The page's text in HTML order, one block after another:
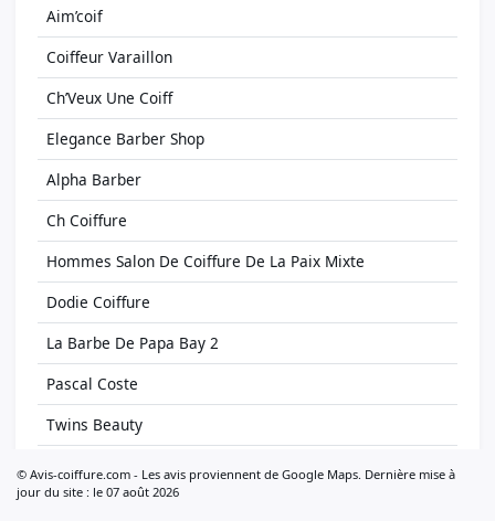
Aim’coif
Coiffeur Varaillon
Ch’Veux Une Coiff
Elegance Barber Shop
Alpha Barber
Ch Coiffure
Hommes Salon De Coiffure De La Paix Mixte
Dodie Coiffure
La Barbe De Papa Bay 2
Pascal Coste
Twins Beauty
Coiffeur Barbier Babylone
© Avis-coiffure.com - Les avis proviennent de Google Maps. Dernière mise à
jour du site : le 07 août 2026